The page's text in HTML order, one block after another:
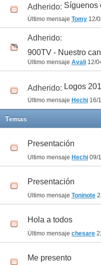
Adherido: Síguenos
Último mensaje Tomy 12/
Adherido:
900TV - Nuestro
Último mensaje Avali 12/
Adherido: Logos
Último mensaje Hechi 16/
Temas
Presentación
Último mensaje Hechi 09/
Presentación
Último mensaje Toninote
Hola a todos
Último mensaje chesare
Me presento